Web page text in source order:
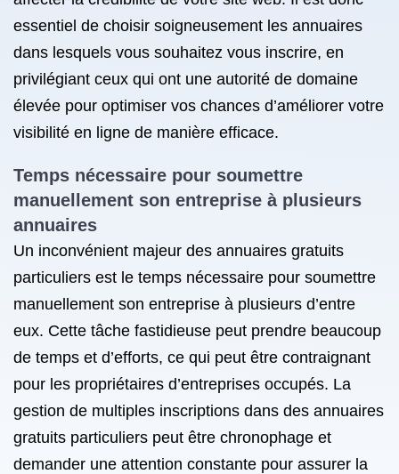
essentiel de choisir soigneusement les annuaires
dans lesquels vous souhaitez vous inscrire, en
privilégiant ceux qui ont une autorité de domaine
élevée pour optimiser vos chances d’améliorer votre
visibilité en ligne de manière efficace.
Temps nécessaire pour soumettre
manuellement son entreprise à plusieurs
annuaires
Un inconvénient majeur des annuaires gratuits
particuliers est le temps nécessaire pour soumettre
manuellement son entreprise à plusieurs d’entre
eux. Cette tâche fastidieuse peut prendre beaucoup
de temps et d’efforts, ce qui peut être contraignant
pour les propriétaires d’entreprises occupés. La
gestion de multiples inscriptions dans des annuaires
gratuits particuliers peut être chronophage et
demander une attention constante pour assurer la